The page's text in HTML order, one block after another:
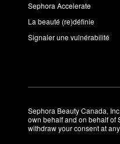
Sephora Accelerate
La beauté (re)définie
Signaler une vulnérabilité
Sephora Beauty Canada,
own behalf and on behalf of
withdraw your consent at